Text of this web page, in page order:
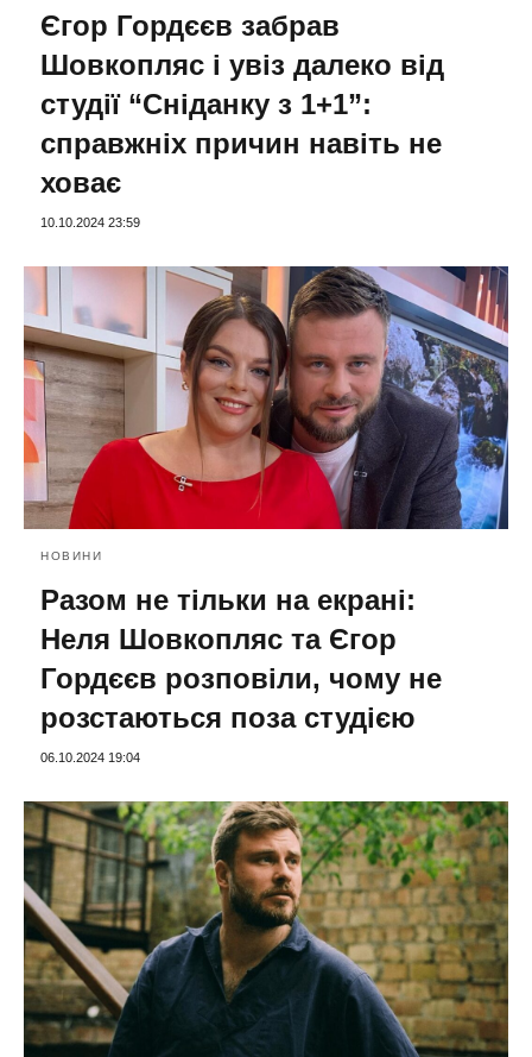
Єгор Гордєєв забрав
Шовкопляс і увіз далеко від
студії “Сніданку з 1+1”:
справжніх причин навіть не
ховає
10.10.2024 23:59
НОВИНИ
Разом не тільки на екрані:
Неля Шовкопляс та Єгор
Гордєєв розповіли, чому не
розстаються поза студією
06.10.2024 19:04